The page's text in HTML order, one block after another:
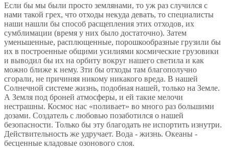
Если бы мы были просто землянами, то уж раз случился с
нами такой грех, что отходы некуда девать, то специалисты
наши нашли бы способ расщепления этих отходов, их
сумблимации (время у них было достаточно). Затем
уменьшенные, расплющенные, порошкообразные грузили бы
их в построенные общими усилиями космические грузовики
и выводил бы их на орбиту вокруг нашего светила и как
можно ближе к нему. Зти бы отходы там благополучно
сгорали, не причиняя никому никакого вреда. В нашей
Солнечной системе жизнь, подобная нашей, только на Земле.
А Земля под броней атмосферы, и ей такие мелочи
нестрашны. Космос нас «поливает» во много раз большими
дозами. Создатель с любовью позаботился о нашей
безопасности. Только бы эту благодать не испортить изнутри.
Действительность же удручает. Вода - жизнь. Океаны -
бесценные кладовые озонового слоя.